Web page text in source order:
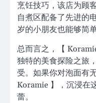
烹饪技巧，该店为顾
自煮区配备了先进的
岁的小朋友也能够简单
总而言之，【
独特的美食探险之旅
受。如果你对泡面有
Koramie 】，沉浸在
蕾。